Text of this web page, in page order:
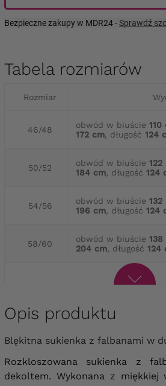
Bezpieczne zakupy w MDR24 -Sprawdź
Tabela rozmiarów
Rozmiar
46/48 obwód w biuście 110
172 cm, długość 124
50/52 obwód w biuście 122
184 cm, długość 124
54/56 obwód w biuście 132
196 cm, długość 124
58/60 obwód w biuście 138
204 cm, długość 124
Opis produktu
Blękitna sukienka z falbanami w
Rozkloszowana sukienka z
dekoltem. Wykonana z miękkiej